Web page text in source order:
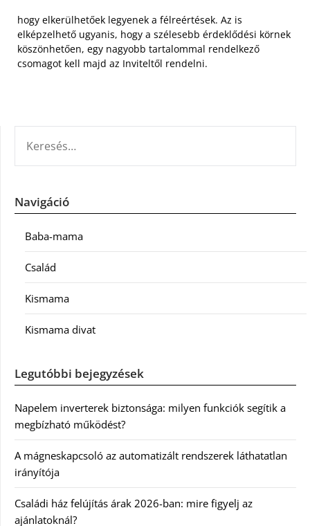
hogy elkerülhetőek legyenek a félreértések. Az is
elképzelhető ugyanis, hogy a szélesebb érdeklődési körnek
köszönhetően, egy nagyobb tartalommal rendelkező
csomagot kell majd az Inviteltől rendelni.
Navigáció
Baba-mama
Család
Kismama
Kismama divat
Legutóbbi bejegyzések
Napelem inverterek biztonsága: milyen funkciók segítik a
megbízható működést?
A mágneskapcsoló az automatizált rendszerek láthatatlan
irányítója
Családi ház felújítás árak 2026-ban: mire figyelj az
ajánlatoknál?